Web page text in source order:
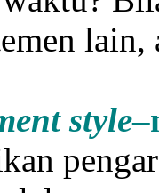
style–